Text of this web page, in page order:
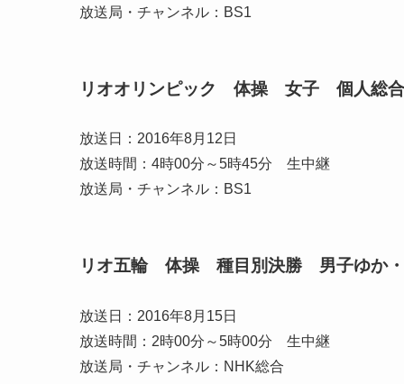
放送局・チャンネル：BS1
リオオリンピック 体操 女子 個人総
放送日：2016年8月12日
放送時間：4時00分～5時45分 生中継
放送局・チャンネル：BS1
リオ五輪 体操 種目別決勝 男子ゆか・
放送日：2016年8月15日
放送時間：2時00分～5時00分 生中継
放送局・チャンネル：NHK総合